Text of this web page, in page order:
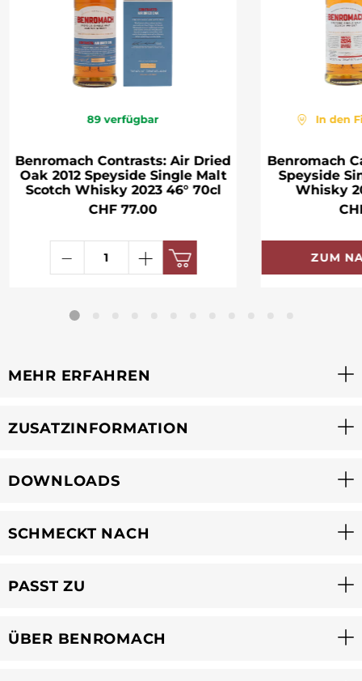
89 verfügbar
Benromach Contrasts: Air Dried
Oak 2012 Speyside Single Malt
Scotch Whisky 2023 46° 70cl
CHF 77.00
In den
Benromach
Speyside
Whisky
ZUM
MEHR ERFAHREN
ZUSATZINFORMATION
DOWNLOADS
SCHMECKT NACH
PASST ZU
ÜBER BENROMACH